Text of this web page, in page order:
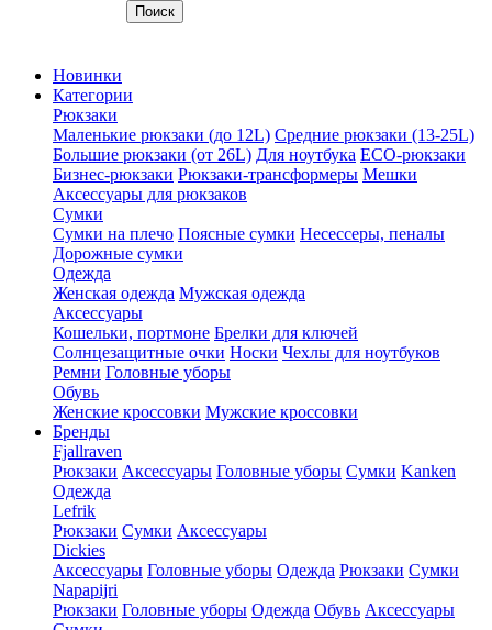
Новинки
Категории
Рюкзаки
Маленькие рюкзаки (до 12L) Средние рюкзаки (13-25L)
Большие рюкзаки (от 26L) Для ноутбука ECO-рюкзаки
Бизнес-рюкзаки Рюкзаки-трансформеры Мешки
Аксессуары для рюкзаков
Сумки
Сумки на плечо Поясные сумки Несессеры, пеналы
Дорожные сумки
Одежда
Женская одежда Мужская одежда
Аксессуары
Кошельки, портмоне Брелки для ключей
Солнцезащитные очки Носки Чехлы для ноутбуков
Ремни Головные уборы
Обувь
Женские кроссовки Мужские кроссовки
Бренды
Fjallraven
Рюкзаки Аксессуары Головные уборы Сумки Kanken
Одежда
Lefrik
Рюкзаки Сумки Аксессуары
Dickies
Аксессуары Головные уборы Одежда Рюкзаки Сумки
Napapijri
Рюкзаки Головные уборы Одежда Обувь Аксессуары